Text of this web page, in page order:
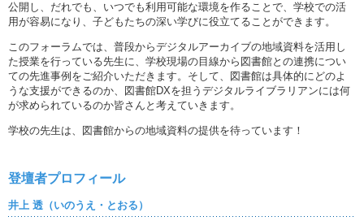
公開し、だれでも、いつでも利用可能な環境を作ることで、学校での活
用が容易になり、子どもたちの深い学びに役立てることができます。
このフォーラムでは、普段からデジタルアーカイブの地域資料を活用し
た授業を行っている先生に、学校現場の目線から図書館との連携につい
ての先進事例をご紹介いただきます。そして、図書館は具体的にどのよ
うな支援ができるのか、図書館DXを担うデジタルライブラリアンには何
が求められているのか皆さんと考えていきます。
学校の先生は、図書館からの地域資料の提供を待っています！
登壇者プロフィール
井上 透（いのうえ・とおる）